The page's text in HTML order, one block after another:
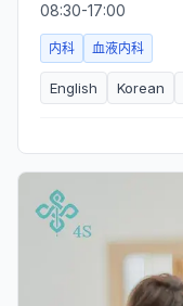
08:30-17:00
内科 血液内科
English Korean